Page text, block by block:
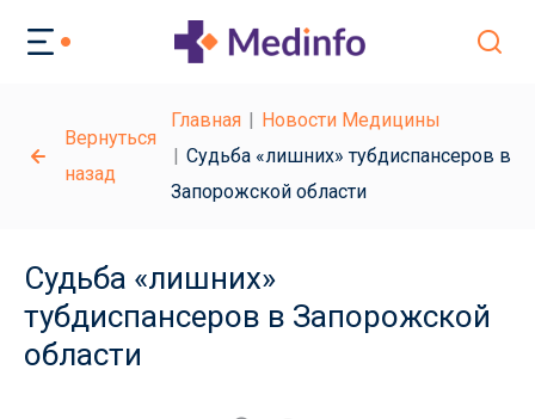
Вернуться
назад
Главная
Новости Медицины
Судьба «лишних» тубдиспансеров в
Запорожской области
Судьба «лишних»
тубдиспансеров в Запорожской
области